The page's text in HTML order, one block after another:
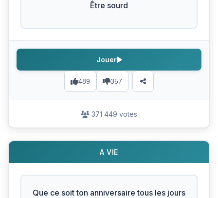
Être sourd
489 357
Jouer
371 449 votes
A VIE
Que ce soit ton anniversaire tous les jours